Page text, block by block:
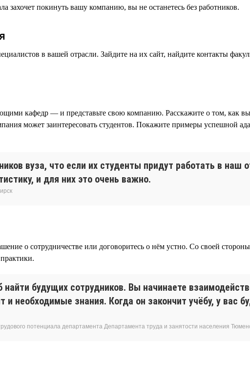
захочет покинуть вашу компанию, вы не останетесь без работников.
в вашей отрасли. Зайдите на их сайт, найдите контакты
кафедр — и представьте свою компанию. Расскажите о том, как вы
может заинтересовать студентов. Покажите примеры успешной
вуза, что если их студенты придут работать в наш
и для них это очень важно.
о сотрудничестве или договоритесь о нём устно. Со своей
будущих сотрудников. Вы начинаете
и необходимые знания. Когда он закончит учёбу, у вас
потенциала департамента Департамента труда и занятости населения